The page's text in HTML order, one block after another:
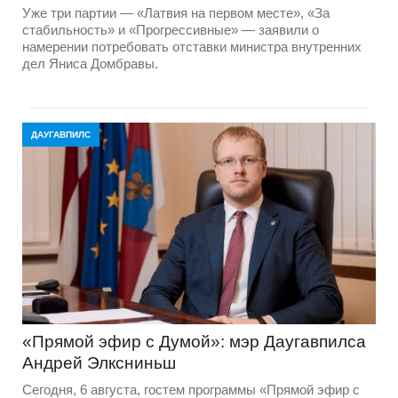
Уже три партии — «Латвия на первом месте», «За
стабильность» и «Прогрессивные» — заявили о
намерении потребовать отставки министра внутренних
дел Яниса Домбравы.
ДАУГАВПИЛС
«Прямой эфир с Думой»: мэр Даугавпилса
Андрей Элксниньш
Сегодня, 6 августа, гостем программы «Прямой эфир с